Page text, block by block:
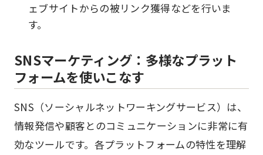
ェブサイトからの被リンク獲得などを行いま
す。
SNSマーケティング：多様なプラット
フォームを使いこなす
SNS（ソーシャルネットワーキングサービス）は、
情報発信や顧客とのコミュニケーションに非常に有
効なツールです。各プラットフォームの特性を理解